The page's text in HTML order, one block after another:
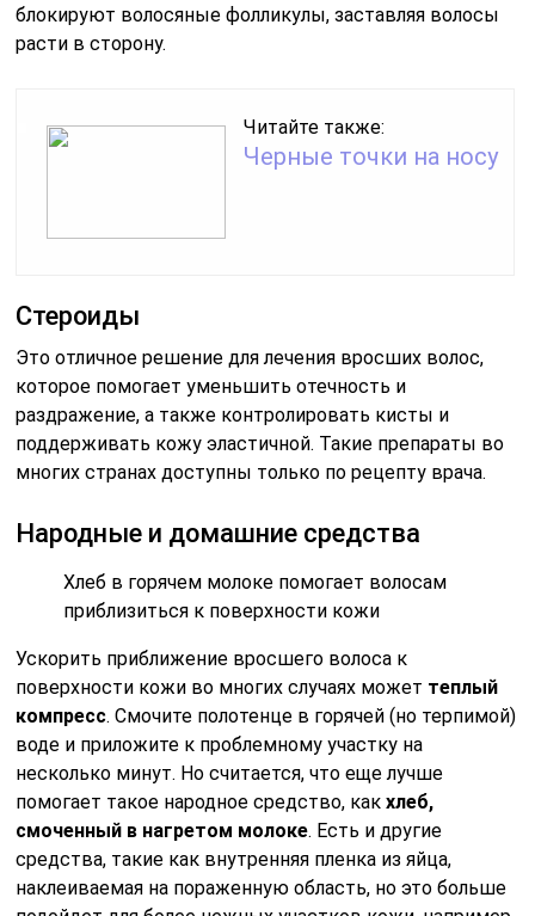
блокируют волосяные фолликулы, заставляя волосы
расти в сторону.
Читайте также:
Черные точки на носу
Стероиды
Это отличное решение для лечения вросших волос,
которое помогает уменьшить отечность и
раздражение, а также контролировать кисты и
поддерживать кожу эластичной. Такие препараты во
многих странах доступны только по рецепту врача.
Народные и домашние средства
Хлеб в горячем молоке помогает волосам
приблизиться к поверхности кожи
Ускорить приближение вросшего волоса к
поверхности кожи во многих случаях может теплый
компресс. Смочите полотенце в горячей (но терпимой)
воде и приложите к проблемному участку на
несколько минут. Но считается, что еще лучше
помогает такое народное средство, какхлеб,
смоченный в нагретом молоке. Есть и другие
средства, такие как внутренняя пленка из яйца,
наклеиваемая на пораженную область, но это больше